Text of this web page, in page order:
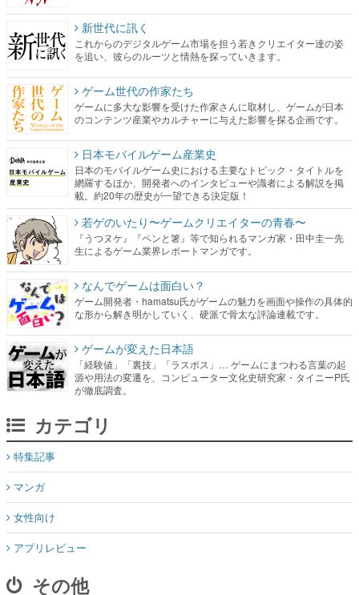
新世代に訊く
これからのデジタルゲーム市場を担う若きクリエイター達の姿
を追い、彼らのルーツと情熱を探っていきます。
ゲーム世代の作家たち
ゲームに多大な影響を受けた作家さんに取材し、ゲームが日本
のコンテンツ産業やカルチャーに与えた影響を探る企画です。
日本モバイルゲーム産業史
日本のモバイルゲーム史における主要なトピック・タイトルを
網羅するほか、開発者へのインタビューや識者による解説を掲
載。約20年の歴史が一望できる決定版！
若ゲのいたり〜ゲームクリエイターの青春〜
『うつヌケ』『ペンと箸』等で知られるマンガ家・田中圭一先
生によるゲーム業界レポートマンガです。
なんでゲームは面白い？
ゲーム開発者・hamatsu氏がゲームの魅力を画面や操作の具体的
な形から解き明かしていく、硬派で骨太な評論連載です。
ゲームが変えた日本語
「経験値」「裏技」「ラスボス」… ゲームにまつわる言葉の起
源や用法の変遷を、コンピューター文化史研究家・タイニーP氏
が徹底調査。
カテゴリ
特集記事
マンガ
女性向け
アプリレビュー
その他